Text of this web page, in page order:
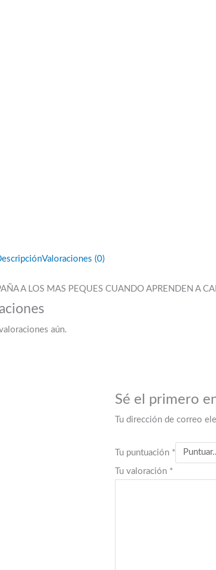
Valoraciones (0)
A LOS MAS PEQUES CUANDO APRENDEN A
aún.
Sé el primero
Tu dirección de correo
Tu puntuación *
Tu valoración *